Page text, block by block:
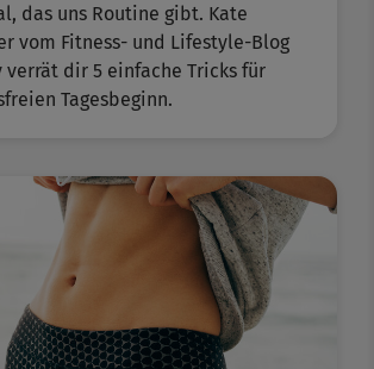
das uns Routine gibt. Kate
vom Fitness- und Lifestyle-Blog
verrät dir 5 einfache Tricks für
Tagesbeginn.